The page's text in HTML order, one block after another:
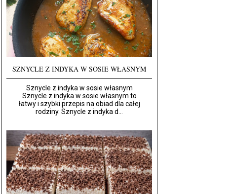
SZNYCLE Z INDYKA W SOSIE WŁASNYM
Sznycle z indyka w sosie własnym
Sznycle z indyka w sosie własnym to
łatwy i szybki przepis na obiad dla całej
rodziny. Sznycle z indyka d...